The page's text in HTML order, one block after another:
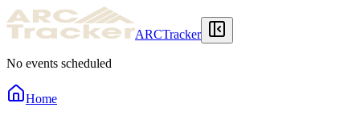
ARCTracker
No events scheduled
Home